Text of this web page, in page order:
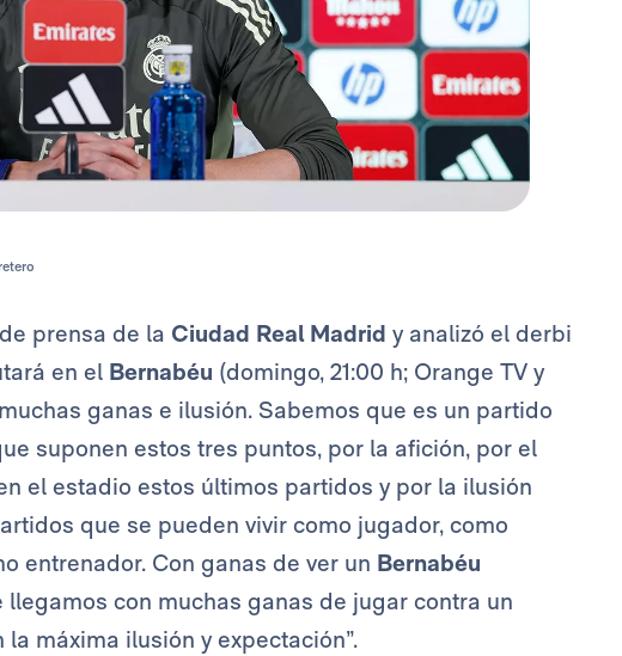
prensa de la Ciudad Real Madrid y analizó el derbi
en el Bernabéu (domingo, 21:00 h; Orange TV y
ganas e ilusión. Sabemos que es un partido
suponen estos tres puntos, por la afición, por el
el estadio estos últimos partidos y por la ilusión
que se pueden vivir como jugador, como
entrenador. Con ganas de ver un Bernabéu
con muchas ganas de jugar contra un
máxima ilusión y expectación”.